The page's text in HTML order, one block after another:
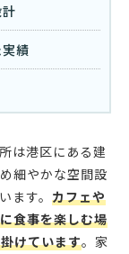
績
は港区にある建
細やかな空間設
ます。 カフェや
食事を楽しむ場
けています。家